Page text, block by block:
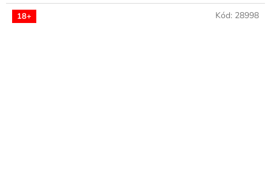
18+ Kód: 28998